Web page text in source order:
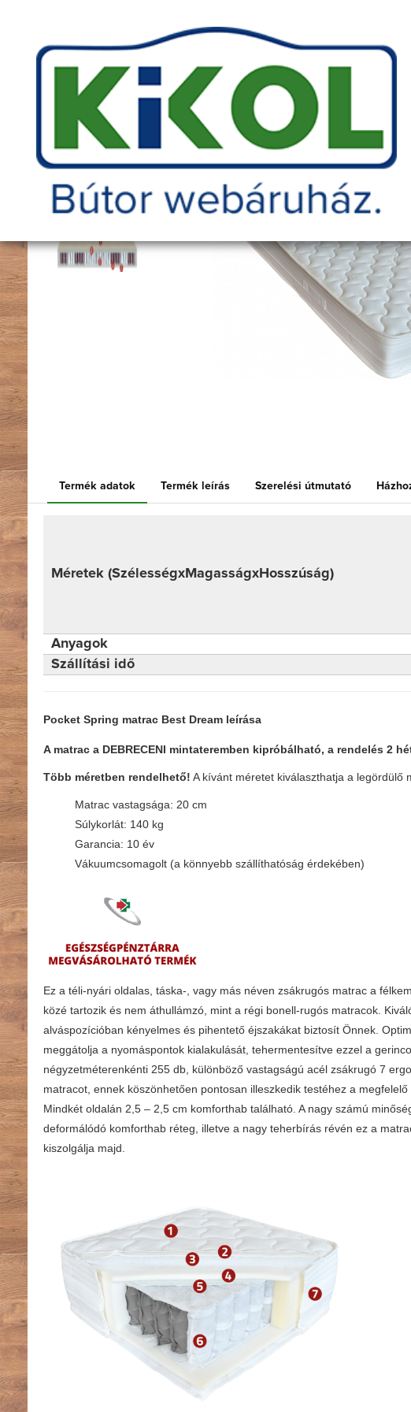
Bútorok Hálószoba bútor Matrac
Termék adatok Termék leírás Szerelési útmutató
Méretek (SzélességxMagasságxHosszúság)
Anyagok
Szállítási idő
Pocket Spring matrac Best Dream leírása
A matrac a DEBRECENI mintateremben kipróbálható, a rendelés 2
Több méretben rendelhető! A kívánt méretet kiválaszthatja a legördülő
Matrac vastagsága: 20 cm
Súlykorlát: 140 kg
Garancia: 10 év
Vákuumcsomagolt (a könnyebb szállíthatóság érdekében)
Ez a téli-nyári oldalas, táska-, vagy más néven zsákrugós matrac a
közé tartozik és nem áthullámzó, mint a régi bonell-rugós matracok.
alváspozícióban kényelmes és pihentető éjszakákat biztosít Önnek.
meggátolja a nyomáspontok kialakulását, tehermentesítve ezzel a
négyzetméterenkénti 255 db, különböző vastagságú acél zsákrugó 7
matracot, ennek köszönhetően pontosan illeszkedik testéhez a
Mindkét oldalán 2,5 – 2,5 cm komforthab található. A nagy számú
deformálódó komforthab réteg, illetve a nagy teherbírás révén ez a
kiszolgálja majd.